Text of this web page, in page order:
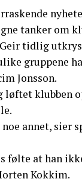
tanker om
tidlig
gruppene
Jonsson.
klubben
annet, sier
følte at han
Kokkim.